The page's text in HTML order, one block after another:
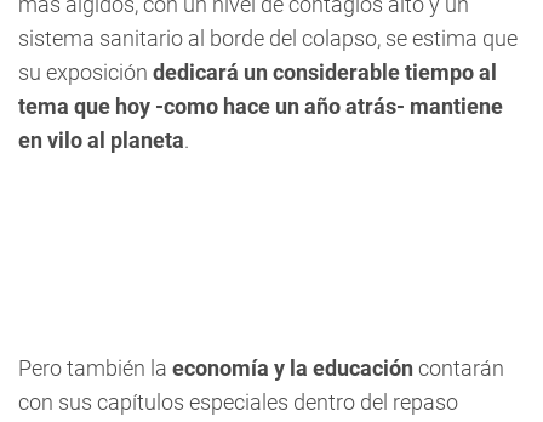
sistema sanitario al borde del colapso, se estima que
su exposición dedicará un considerable tiempo al
tema que hoy -como hace un año atrás- mantiene
en vilo al planeta.
Pero también la economía y la educación contarán
con sus capítulos especiales dentro del repaso